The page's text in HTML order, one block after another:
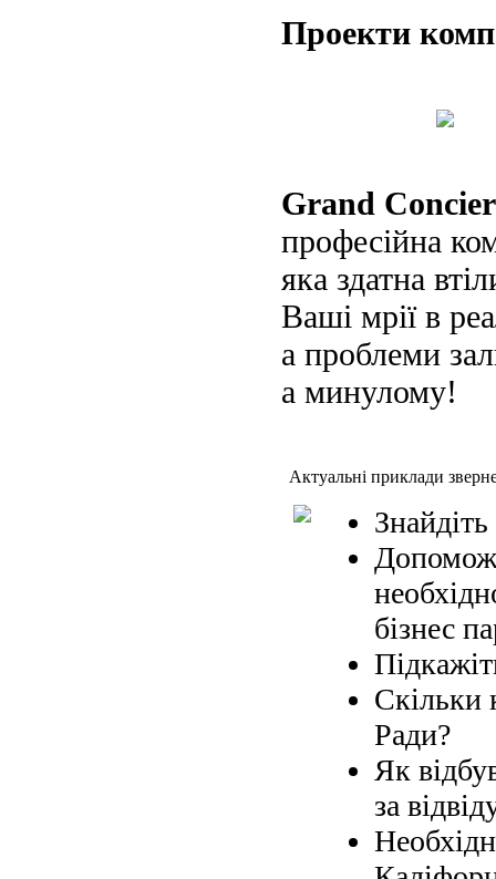
Проекти
Grand
професійна
яка здатна
Ваші мрії в
а проблеми
а минулому!
Актуальні приклади
бізнес
Скільки
Ради?
Як
за